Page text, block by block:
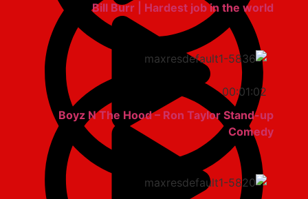
Bill Burr | Hardest job in the world
00:01:02
Boyz N The Hood – Ron Taylor Stand-up
Comedy